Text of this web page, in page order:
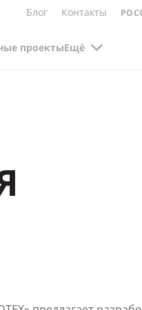
Блог Контакты
проектыЕщё